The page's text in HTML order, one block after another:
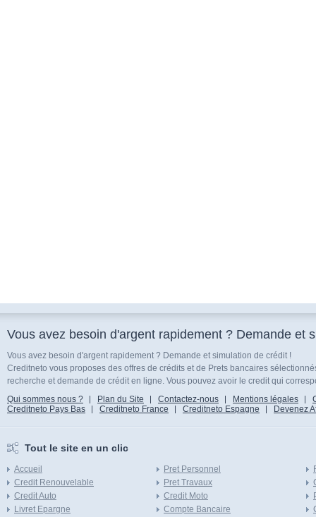
Vous avez besoin d'argent rapidement ? Demande et
Vous avez besoin d'argent rapidement ? Demande et simulation de crédit !
Creditneto vous proposes des offres de crédits et de Prets bancaires
recherche et demande de crédit en ligne. Vous pouvez avoir le credit qui
Qui sommes nous ?
Plan du Site Contactez-nous Mentions légales
Creditneto Pays Bas
Creditneto France Creditneto Espagne Devenez
Tout le site en un clic
Accueil
Credit Renouvelable
Credit Auto
Livret Epargne
Pret Personnel
Pret Travaux
Credit Moto
Compte Bancaire